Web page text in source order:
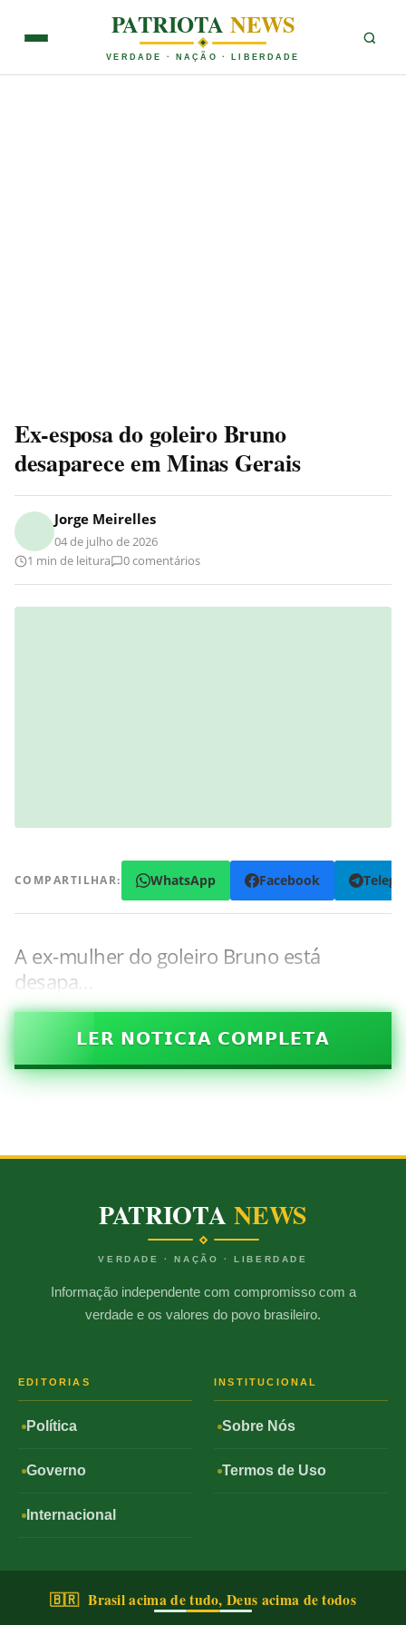
PATRIOTANEWS
VERDADE · NAÇÃO · LIBERDADE
Ex-esposa do goleiro Bruno
desaparece em Minas Gerais
Jorge Meirelles
04 de julho de 2026
1 min de leitura
0 comentários
COMPARTILHAR: WhatsApp Facebook
A ex-mulher do goleiro Bruno está
desapa…
𝗟𝗘𝗥 𝗡𝗢𝗧𝗜𝗖𝗜𝗔 𝗖𝗢𝗠𝗣𝗟𝗘𝗧𝗔
PATRIOTANEWS
VERDADE · NAÇÃO · LIBERDADE
Informação independente com compromisso com a
verdade e os valores do povo brasileiro.
EDITORIAS
Política
Governo
Internacional
INSTITUCIONAL
Sobre Nós
Termos de Uso
🇧🇷 Brasil acima de tudo, Deus acima de todos